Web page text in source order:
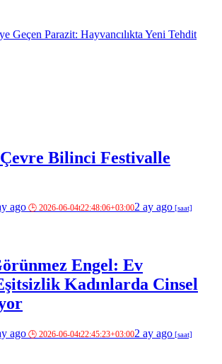
Geçen Parazit: Hayvancılıkta Yeni Tehdit
Çevre Bilinci Festivalle
ago 2 ay ago
Engel: Ev
Kadınlarda Cinsel
ago 2 ay ago